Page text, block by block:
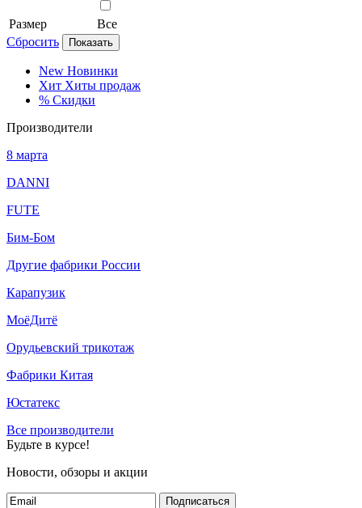
Размер
Все
Сбросить
Показать
New Новинки
Хит Хиты продаж
% Скидки
Производители
8 марта
DANNI
FUTE
Бим-Бом
Другие фабрики России
Карапузик
МоёДитё
Орудьевский трикотаж
Фабрики Китая
Юстатекс
Все производители
Будьте в курсе!
Новости, обзоры и акции
Подписаться